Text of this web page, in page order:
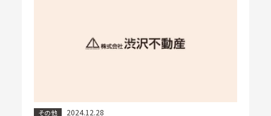
その他 2024.12.28